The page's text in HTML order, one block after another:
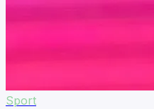
Sport